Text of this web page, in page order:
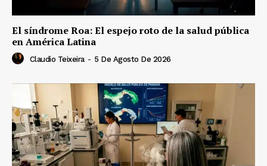
El síndrome Roa: El espejo roto de la salud pública
en América Latina
Claudio Teixeira - 5 De Agosto De 2026